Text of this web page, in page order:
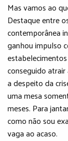
Mas vamos ao
Destaque entre
contemporânea
ganhou impulso
conseguido
a despeito da
uma mesa
meses. Para
como não sou
vaga ao acaso.